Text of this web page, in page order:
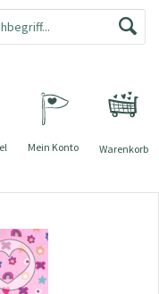
Warenkorb
Mein Konto